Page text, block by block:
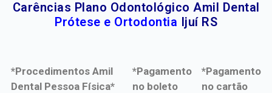
Carências Plano Odontológico Amil Dental
Prótese e Ortodontia Ijuí RS
*Procedimentos Amil
Dental Pessoa Física*
*Pagamento
no boleto
*Pagamento
no cartão